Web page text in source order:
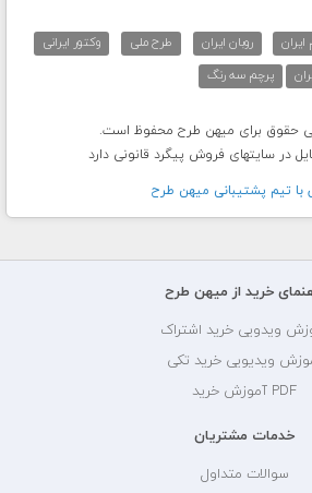
روبان ایران طرح ملی
وکتور ایرانی
پرچم سه رنگ
در سایتهای فروش پیگرد قانونی دارد
با تيم پشتيبانی ميهن طرح
خرید از میهن طرح
ویدویی خرید اشتراک
ویدیویی خرید تکی
PDF آموزش خرید
خدمات مشتریان
سوالات متداول